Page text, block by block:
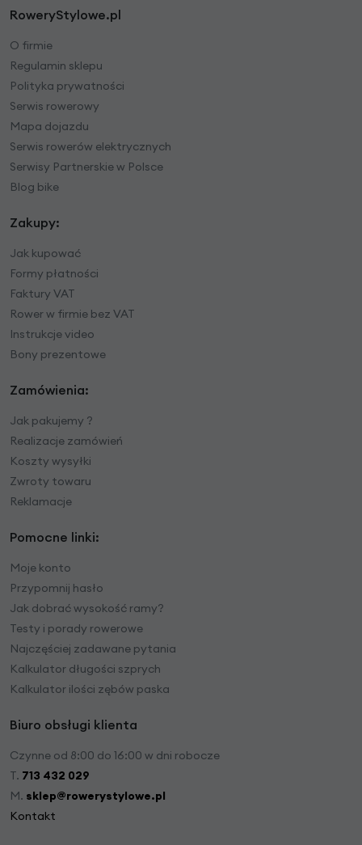
RoweryStylowe.pl
O firmie
Regulamin sklepu
Polityka prywatności
Serwis rowerowy
Mapa dojazdu
Serwis rowerów elektrycznych
Serwisy Partnerskie w Polsce
Blog bike
Zakupy:
Jak kupować
Formy płatności
Faktury VAT
Rower w firmie bez VAT
Instrukcje video
Bony prezentowe
Zamówienia:
Jak pakujemy ?
Realizacje zamówień
Koszty wysyłki
Zwroty towaru
Reklamacje
Pomocne linki:
Moje konto
Przypomnij hasło
Jak dobrać wysokość ramy?
Testy i porady rowerowe
Najczęściej zadawane pytania
Kalkulator długości szprych
Kalkulator ilości zębów paska
Biuro obsługi klienta
Czynne od 8:00 do 16:00 w dni robocze
T. 713 432 029
M. sklep@rowerystylowe.pl
Kontakt